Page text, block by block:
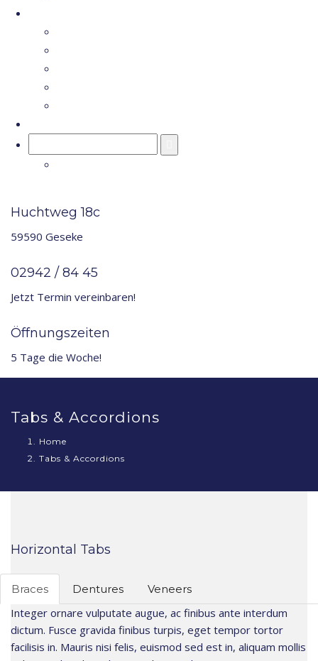
for:
Huchtweg 18c
59590 Geseke
02942 / 84 45
Jetzt Termin vereinbaren!
Öffnungszeiten
5 Tage die Woche!
Tabs & Accordions
Home
Tabs & Accordions
Horizontal Tabs
Braces Dentures Veneers
Integer ornare vulputate augue, ac finibus ante interdum
dictum. Fusce gravida finibus turpis, eget tempor tortor
facilisis in. Mauris nisi felis, euismod sed est in, aliquam mollis